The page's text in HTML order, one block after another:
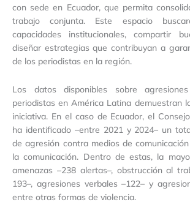
con sede en Ecuador, que permita
trabajo conjunta. Este espacio
capacidades institucionales, compartir
diseñar estrategias que contribuyan a
de los periodistas en la región.
Los datos disponibles sobre
periodistas en América Latina demuestran
iniciativa. En el caso de Ecuador, el
ha identificado –entre 2021 y 2024– un
de agresión contra medios de
la comunicación. Dentro de estas, la
amenazas –238 alertas–, obstrucción al
193–, agresiones verbales –122– y
entre otras formas de violencia.